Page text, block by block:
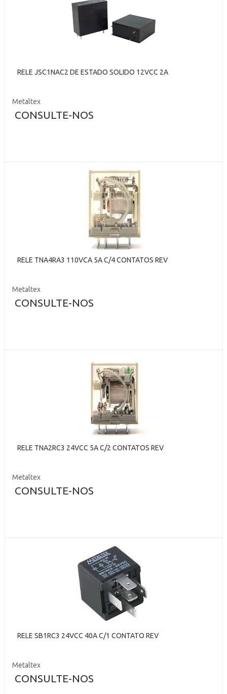
RELE JSC1NAC2 DE ESTADO SOLIDO 12VCC 2A
Metaltex
CONSULTE-NOS
RELE TNA4RA3 110VCA 5A C/4 CONTATOS REV
Metaltex
CONSULTE-NOS
RELE TNA2RC3 24VCC 5A C/2 CONTATOS REV
Metaltex
CONSULTE-NOS
RELE SB1RC3 24VCC 40A C/1 CONTATO REV
Metaltex
CONSULTE-NOS